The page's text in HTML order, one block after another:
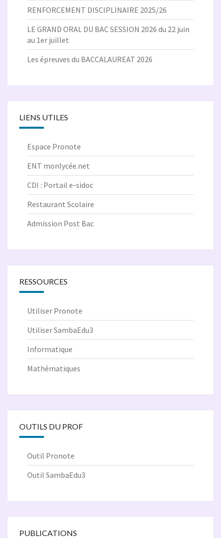
RENFORCEMENT DISCIPLINAIRE 2025/26
LE GRAND ORAL DU BAC SESSION 2026 du 22 juin
au 1er juillet
Les épreuves du BACCALAUREAT 2026
LIENS UTILES
Espace Pronote
ENT monlycée.net
CDI : Portail e-sidoc
Restaurant Scolaire
Admission Post Bac
RESSOURCES
Utiliser Pronote
Utiliser SambaEdu3
Informatique
Mathématiques
OUTILS DU PROF
Outil Pronote
Outil SambaEdu3
PUBLICATIONS